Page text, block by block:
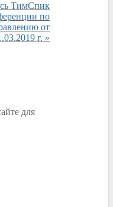
ТимСпик
по
от
г. »
для